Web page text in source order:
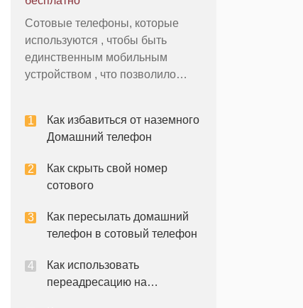
пропущенных звонков, плохой
прием и неспособность получать
важные телефо
Сотовые телефоны, которые
используются , чтобы быть
единственным мобильным
устройством , что позволило
то. В наше время , вы даже
можете отправить текст в
менее, параобстоятельств
Как избавиться от наземного
Домашний телефон
Как скрыть свой номер
сотового
Как пересылать домашний
телефон в сотовый телефон
Как использовать
переадресацию на